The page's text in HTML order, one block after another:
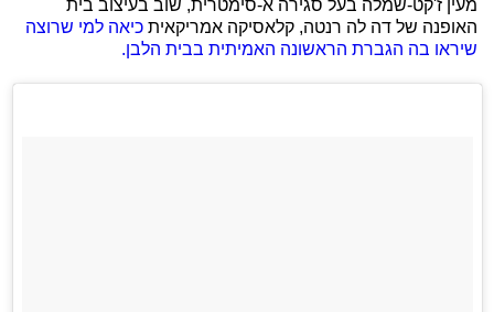
מעין ז'קט-שמלה בעל סגירה א-סימטרית, שוב בעיצוב בית
האופנה של דה לה רנטה, קלאסיקה אמריקאית כיאה למי שרוצה
שיראו בה הגברת הראשונה האמיתית בבית הלבן.